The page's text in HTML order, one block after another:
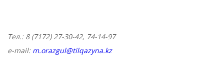
Тел.: 8 (7172) 27-30-42, 74-14-97
е-mail: m.orazgul@tilqazyna.kz